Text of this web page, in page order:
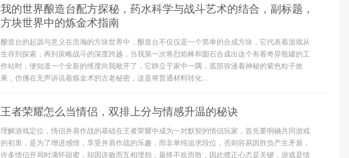
我的世界酿造台配方探秘，药水科学与战斗艺术的结合，副标题，
方块世界中的炼金术指南
酿造台的起源与意义在浩瀚的方块世界中，酿造台不仅仅是一个简单的合成方块，它代表着游戏从
生存到探索，再到策略战斗的深度跨越，当我第一次将烈焰棒和圆石合成出这个有着奇异瓶罐的工
作站时，便知道一个全新的维度向我敞开了，它静立于家中一隅，底部弥漫着神秘的紫色粒子效
果，仿佛在无声诉说着炼金术的古老秘密，这是将普通材料转化...
王者荣耀怎么当情侣，双排上分与情感升温的秘诀
理解游戏定位，情侣并肩作战的基础在王者荣耀中成为一对默契的情侣玩家，首先要明确共同游戏
的初衷，是为了增进感情，享受并肩作战的乐趣，而非单纯追求段位，否则容易因胜负产生矛盾，
许多情侣开局时满怀甜蜜，却因连败而互相埋怨，最终不欢而散，因此摆正心态是关键，游戏是情